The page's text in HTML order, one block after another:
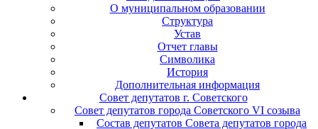
О муниципальном образовании
Структура
Устав
Отчет главы
Символика
История
Дополнительная информация
Совет депутатов г. Советского
Совет депутатов города Советского VI созыва
Состав депутатов Совета депутатов города